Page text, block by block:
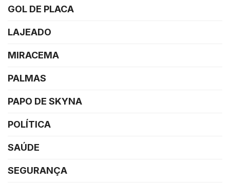
GOL DE PLACA
LAJEADO
MIRACEMA
PALMAS
PAPO DE SKYNA
POLÍTICA
SAÚDE
SEGURANÇA